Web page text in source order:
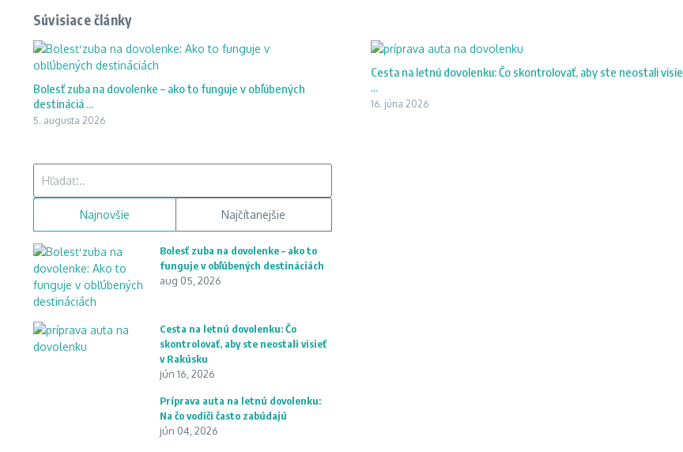
Súvisiace články
Bolesť zuba na dovolenke – ako to funguje v obľúbených
destináciá ...
5. augusta 2026
Cesta na letnú dovolenku: Čo skontrolovať, aby ste neostali visie
...
16. júna 2026
Najnovšie Najčítanejšie
Bolesť zuba na dovolenke – ako to
funguje v obľúbených destináciách
aug 05, 2026
Cesta na letnú dovolenku: Čo
skontrolovať, aby ste neostali visieť
v Rakúsku
jún 16, 2026
Príprava auta na letnú dovolenku:
Na čo vodiči často zabúdajú
jún 04, 2026